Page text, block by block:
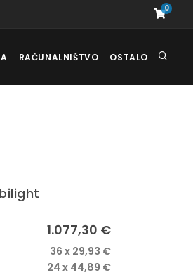
0
RAČUNALNIŠTVO OSTALO
1.077,30 €
36 x 29,93 €
24 x 44,89 €